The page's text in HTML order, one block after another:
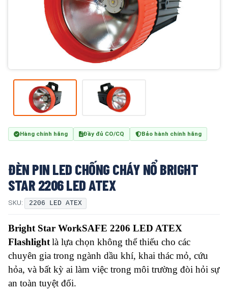
Hàng chính hãng Đầy đủ CO/CQ Bảo hành chính hãng
ĐÈN PIN LED CHỐNG CHÁY NỔ BRIGHT
STAR 2206 LED ATEX
SKU: 2206 LED ATEX
Bright Star WorkSAFE 2206 LED ATEX
Flashlightlà lựa chọn không thể thiếu cho các
chuyên gia trong ngành dầu khí, khai thác mỏ, cứu
hỏa, và bất kỳ ai làm việc trong môi trường đòi hỏi sự
an toàn tuyệt đối.